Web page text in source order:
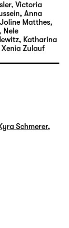
Victoria
Anna
Matthes,
Nele
Katharina
Zulauf
Schmerer,